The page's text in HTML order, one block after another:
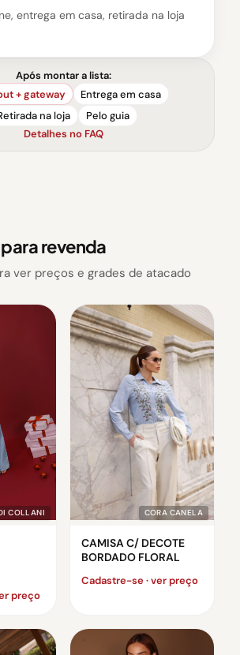
entrega em casa, retirada na loja
Após montar a lista:
+ gateway
Entrega em casa
na loja
Pelo guia
Detalhes no FAQ
revenda
ver preços e grades de atacado
COLLANI
preço
CORA CANELA
CAMISA C/ DECOTE
BORDADO FLORAL
Cadastre-se · ver preço